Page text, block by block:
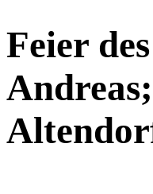
Feier